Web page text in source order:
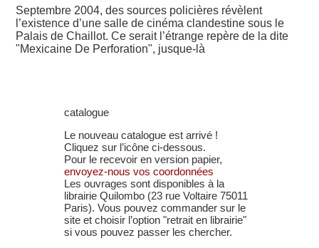
Septembre 2004, des sources policières révèlent
l’existence d’une salle de cinéma clandestine sous le
Palais de Chaillot. Ce serait l’étrange repère de la dite
"Mexicaine De Perforation", jusque-là
catalogue
Le nouveau catalogue est arrivé !
Cliquez sur l’icône ci-dessous.
Pour le recevoir en version papier,
envoyez-nous vos coordonnées
Les ouvrages sont disponibles à la
librairie Quilombo (23 rue Voltaire 75011
Paris). Vous pouvez commander sur le
site et choisir l’option "retrait en librairie"
si vous pouvez passer les chercher.